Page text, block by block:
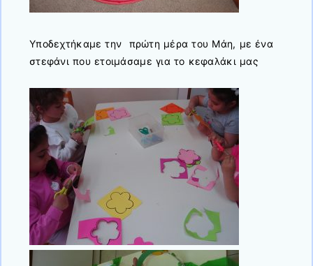
Υποδεχτήκαμε την πρώτη μέρα του Μάη, με ένα
στεφάνι που ετοιμάσαμε για το κεφαλάκι μας